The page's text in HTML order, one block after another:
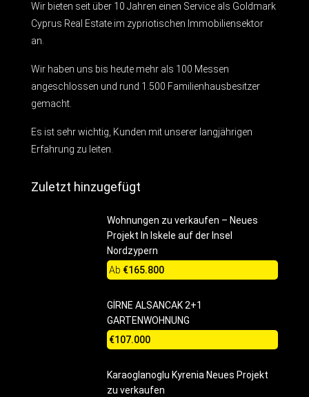
Wir bieten seit über 10 Jahren einen Service als Goldmark
Cyprus Real Estate im zypriotischen Immobiliensektor
an.
Wir haben uns bis heute mehr als 100 Messen
angeschlossen und rund 1.500 Familienhausbesitzer
gemacht.
Es ist sehr wichtig, Kunden mit unserer langjährigen
Erfahrung zu leiten.
Zuletzt hinzugefügt
Wohnungen zu verkaufen – Neues
Projekt In Iskele auf der Insel
Nordzypern
Ab €165.800
GİRNE ALSANCAK 2+1
GARTENWOHNUNG
€107.000
Karaoglanoglu Kyrenia Neues Projekt
zu verkaufen